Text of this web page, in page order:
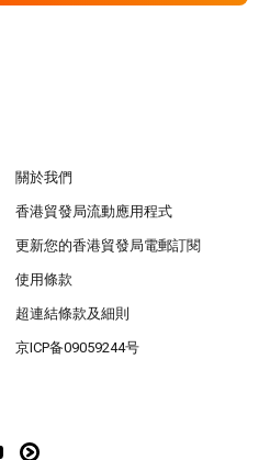
關於我們
香港貿發局流動應用程式
更新您的香港貿發局電郵訂閱
使用條款
超連結條款及細則
京ICP备09059244号